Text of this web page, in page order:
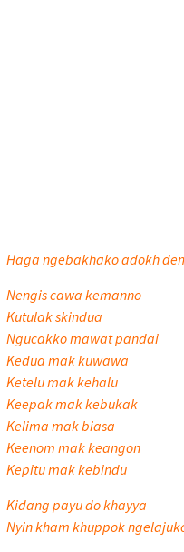
Haga ngebakhako adokh
Nengis cawa kemanno
Kutulak skindua
Ngucakko mawat pandai
Kedua mak kuwawa
Ketelu mak kehalu
Keepak mak kebukak
Kelima mak biasa
Keenom mak keangon
Kepitu mak kebindu
Kidang payu do khayya
Nyin kham khuppok